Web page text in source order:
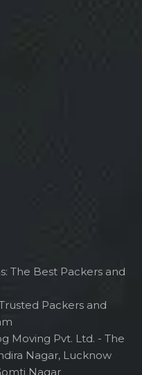
The Best Packers and
Packers and
Moving Pvt. Ltd. - The
Nagar, Lucknow
Nagar